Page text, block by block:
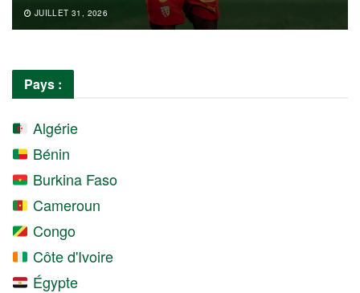
JUILLET 31, 2026
Pays :
Algérie
Bénin
Burkina Faso
Cameroun
Congo
Côte d'Ivoire
Égypte